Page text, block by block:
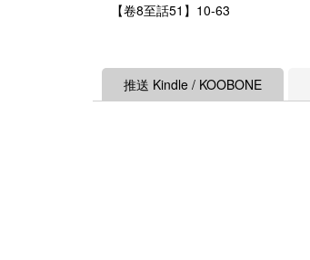
【卷8至話51】10-63
推送 Kindle / KOOBONE